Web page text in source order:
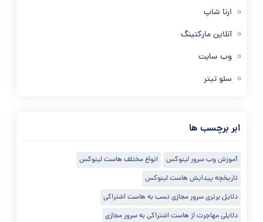
ارنا شاپ
آنلاین مارکتینگ
وب سایت
سئو تیتر
ابر برچسب ها
آموزش وب سرور لینوکس
انواع مختلف هاست لینوکس
تاریخچه پیدایش هاست لینوکس
دلایل برتری سرور مجازی نسب به هاست اشتراکی
دلایلی مهاجرت از هاست اشتراکی به سرور مجازی